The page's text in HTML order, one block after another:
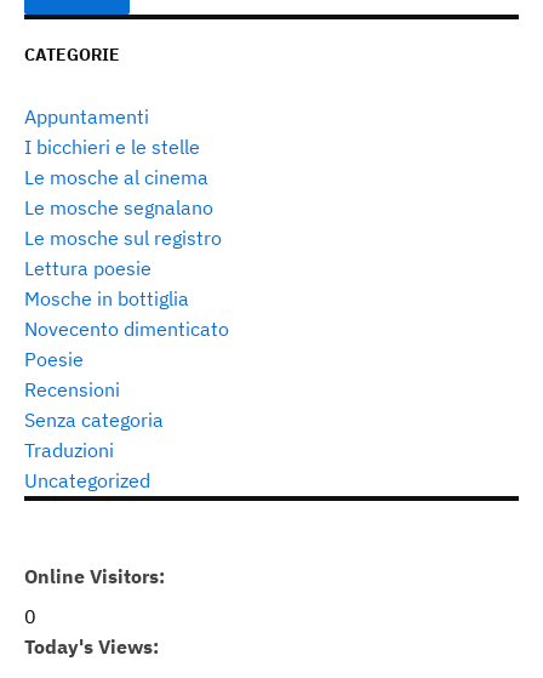
CATEGORIE
Appuntamenti
I bicchieri e le stelle
Le mosche al cinema
Le mosche segnalano
Le mosche sul registro
Lettura poesie
Mosche in bottiglia
Novecento dimenticato
Poesie
Recensioni
Senza categoria
Traduzioni
Uncategorized
Online Visitors:
0
Today's Views: